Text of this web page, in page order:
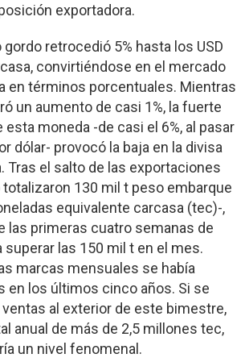
exportadora.
gordo retrocedió 5% hasta los USD
convirtiéndose en el mercado
en términos porcentuales. Mientras
un aumento de casi 1%, la fuerte
moneda -de casi el 6%, al pasar
dólar- provocó la baja en la divisa
Tras el salto de las exportaciones
totalizaron 130 mil t peso embarque
equivalente carcasa (tec)-,
las primeras cuatro semanas de
superar las 150 mil t en el mes.
marcas mensuales se había
en los últimos cinco años. Si se
al exterior de este bimestre,
anual de más de 2,5 millones tec,
un nivel fenomenal.